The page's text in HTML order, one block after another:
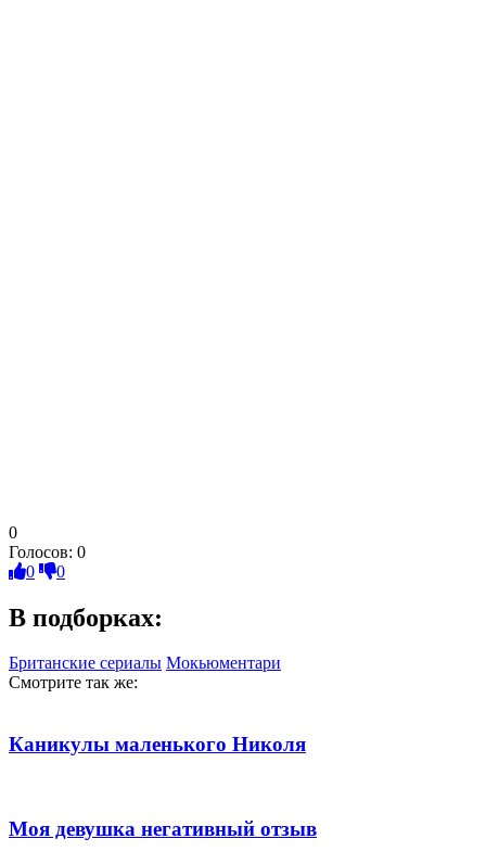
0
Голосов: 0
0
0
В подборках:
Британские сериалы Мокьюментари
Смотрите так же:
Каникулы маленького Николя
Моя девушка негативный отзыв